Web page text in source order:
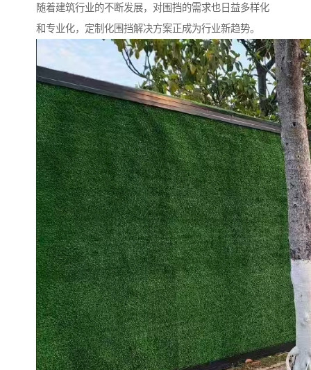
随着建筑行业的不断发展，对围挡的需求也日益多样化
和专业化，定制化围挡解决方案正成为行业新趋势。